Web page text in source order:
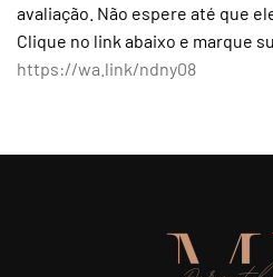
avaliação. Não espere até que
Clique no link abaixo e marque
https://wa.link/ndny08